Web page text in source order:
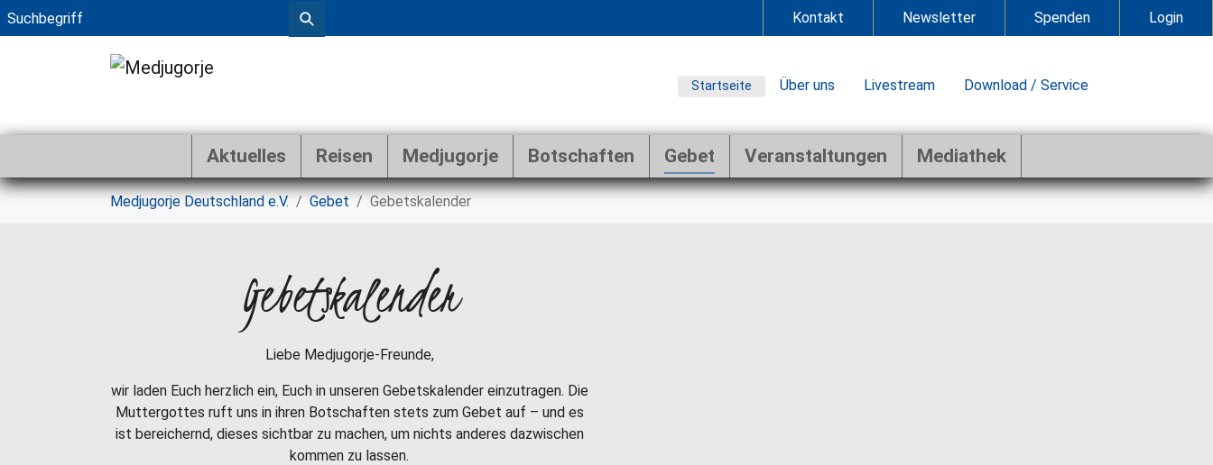
Zum Hauptinhalt springen
Kontakt Newsletter Spenden Login
Startseite Über uns Livestream Download / Service
Aktuelles Reisen Medjugorje Botschaften Gebet Veranstaltungen Mediathek
Sie sind hier:
Medjugorje Deutschland e.V. Gebet Gebetskalender
Gebetskalender
Liebe Medjugorje-Freunde,
wir laden Euch herzlich ein, Euch in unseren Gebetskalender einzutragen. Die
Muttergottes ruft uns in ihren Botschaften stets zum Gebet auf – und es
ist bereichernd, dieses sichtbar zu machen, um nichts anderes dazwischen
kommen zu lassen.